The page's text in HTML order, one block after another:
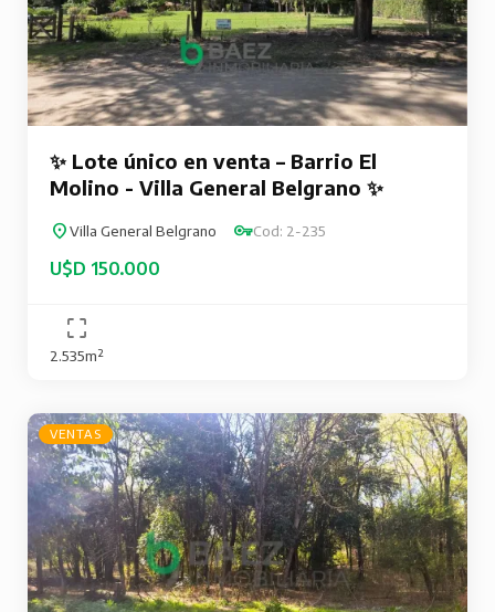
✨ Lote único en venta – Barrio El
Molino - Villa General Belgrano ✨
Villa General Belgrano Cod: 2-235
U$D 150.000
2.535m²
VENTAS